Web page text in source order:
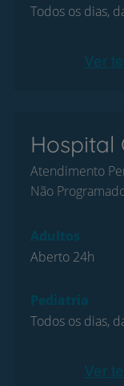
Todos os dias,
Ver
Hospital
Atendimento
Não
Adultos
Aberto 24h
Pediatria
Todos os dias,
Ver